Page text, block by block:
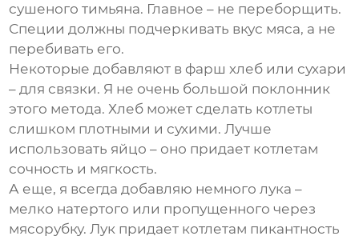
сушеного тимьяна. Главное – не переборщить.
Специи должны подчеркивать вкус мяса, а не
перебивать его.
Некоторые добавляют в фарш хлеб или сухари
– для связки. Я не очень большой поклонник
этого метода. Хлеб может сделать котлеты
слишком плотными и сухими. Лучше
использовать яйцо – оно придает котлетам
сочность и мягкость.
А еще, я всегда добавляю немного лука –
мелко натертого или пропущенного через
мясорубку. Лук придает котлетам пикантность